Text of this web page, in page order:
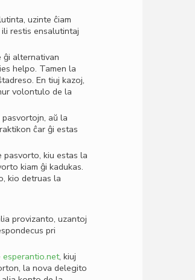
uzinte ĉiam
restis ensalutintaj
alternativan
helpo. Tamen la
En tiuj kazoj,
volontulo de la
aŭ la
ĉar ĝi estas
kiu estas la
kiam ĝi kadukas.
kio detruas la
provizanto, uzantoj
pri
esperantio.net, kiuj
la nova delegito